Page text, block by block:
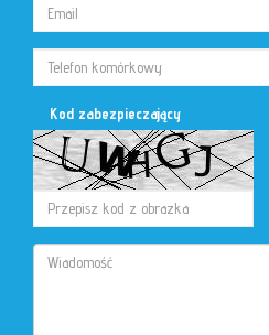
Kod zabezpieczający